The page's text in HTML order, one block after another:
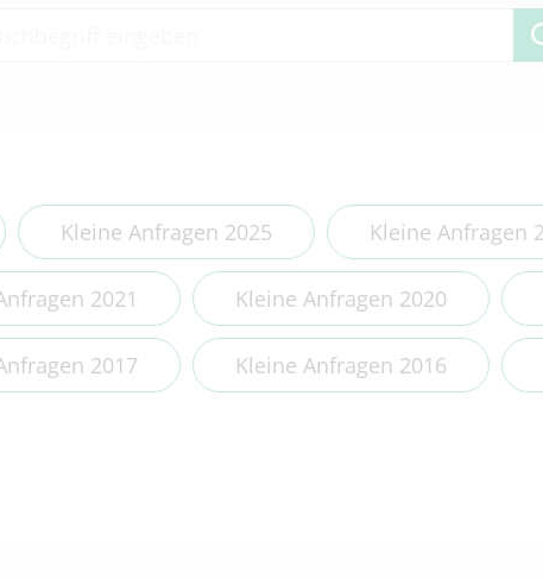
Kleine Anfragen 2025 Kleine Anfragen
2021 Kleine Anfragen 2020
2017 Kleine Anfragen 2016